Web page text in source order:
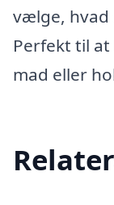
vælge, hvad
Perfekt til
mad eller